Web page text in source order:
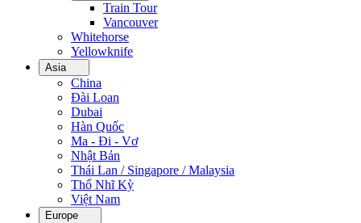
Train Tour
Vancouver
Whitehorse
Yellowknife
Asia
China
Đài Loan
Dubai
Hàn Quốc
Ma - Đi - Vơ
Nhật Bản
Thái Lan / Singapore / Malaysia
Thổ Nhĩ Kỳ
Việt Nam
Europe